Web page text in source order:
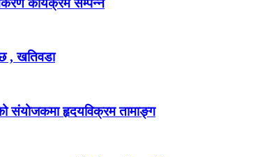
कार्यक्रम सम्पन्न
, खतिवडा
संयोजकमा हृदयविक्रम तामाङ्ग